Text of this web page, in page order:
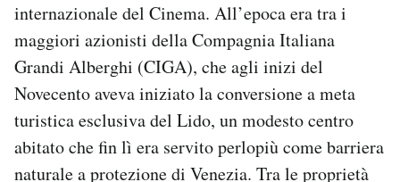
internazionale del Cinema. All’epoca era tra i
maggiori azionisti della Compagnia Italiana
Grandi Alberghi (CIGA), che agli inizi del
Novecento aveva iniziato la conversione a meta
turistica esclusiva del Lido, un modesto centro
abitato che fin lì era servito perlopiù come barriera
naturale a protezione di Venezia. Tra le proprietà